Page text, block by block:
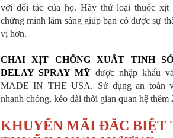
với đối tác của họ. Hãy thử loại thuốc xịt
chứng minh lâm sàng giúp bạn có được sự
vị hơn.
CHAI XỊT CHỐNG XUẤT TINH
DELAY SPRAY MỸđược nhập khẩu
MADE IN THE USA. Sử dụng an toàn
nhanh chóng, kéo dài thời gian quan hệ thêm
KHUYẾN MÃI ĐĂC BIỆT